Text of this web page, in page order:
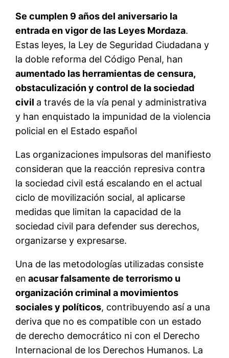
Se cumplen 9 años del aniversario la
entrada en vigor de las Leyes Mordaza.
Estas leyes, la Ley de Seguridad Ciudadana y
la doble reforma del Código Penal, han
aumentado las herramientas de censura,
obstaculización y control de la sociedad
civil a través de la vía penal y administrativa
y han enquistado la impunidad de la violencia
policial en el Estado español
Las organizaciones impulsoras del manifiesto
consideran que la reacción represiva contra
la sociedad civil está escalando en el actual
ciclo de movilización social, al aplicarse
medidas que limitan la capacidad de la
sociedad civil para defender sus derechos,
organizarse y expresarse.
Una de las metodologías utilizadas consiste
en acusar falsamente de terrorismo u
organización criminal a movimientos
sociales y políticos, contribuyendo así a una
deriva que no es compatible con un estado
de derecho democrático ni con el Derecho
Internacional de los Derechos Humanos. La